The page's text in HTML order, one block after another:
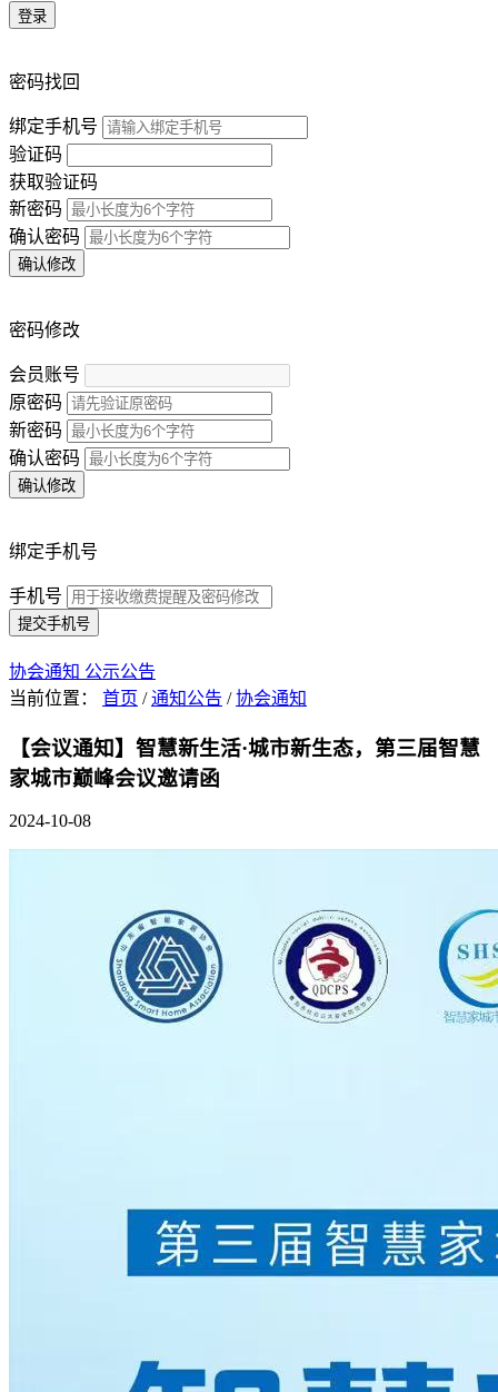
登录
密码找回
绑定手机号
验证码
获取验证码
新密码
确认密码
确认修改
密码修改
会员账号
原密码
新密码
确认密码
确认修改
绑定手机号
手机号
提交手机号
协会通知 公示公告
当前位置： 首页 / 通知公告 /协会通知
【会议通知】智慧新生活·城市新生态，第三届智慧
家城市巅峰会议邀请函
2024-10-08